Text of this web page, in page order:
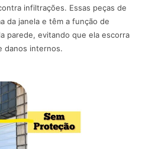
infiltrações. Essas peças de
da janela e têm a função de
parede, evitando que ela escorra
danos internos.